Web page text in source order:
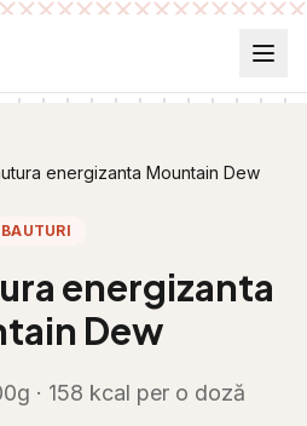
energizanta Mountain Dew
BAUTURI
energizanta
Dew
· 158 kcal per o doză